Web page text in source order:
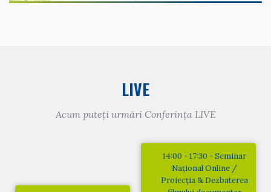
LIVE
Acum puteți urmări Conferința LIVE
14:00 - 17:30 - Seminar
Național Online /
Proiecția & Dezbaterea